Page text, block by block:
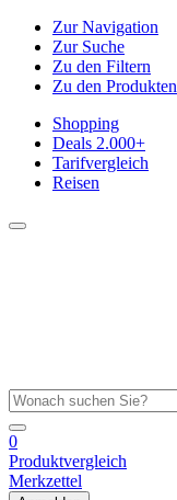
Zur Navigation
Zur Suche
Zu den Filtern
Zu den Produkten
Shopping
Deals 2.000+
Tarifvergleich
Reisen
0
Produktvergleich
Merkzettel